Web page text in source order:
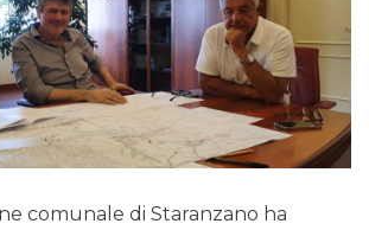
comunale di Staranzano ha